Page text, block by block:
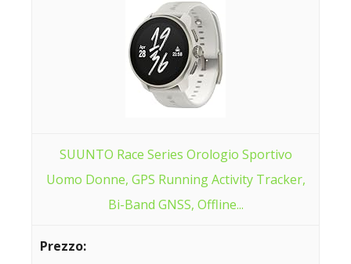
SUUNTO Race Series Orologio Sportivo
Uomo Donne, GPS Running Activity Tracker,
Bi-Band GNSS, Offline...